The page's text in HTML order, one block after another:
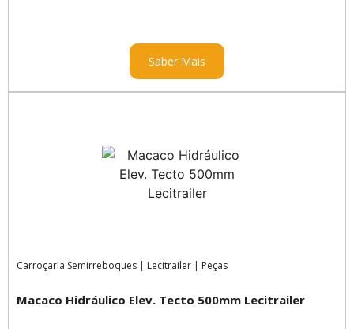
Saber Mais
Carroçaria Semirreboques | Lecitrailer | Peças
Macaco Hidráulico Elev. Tecto 500mm Lecitrailer